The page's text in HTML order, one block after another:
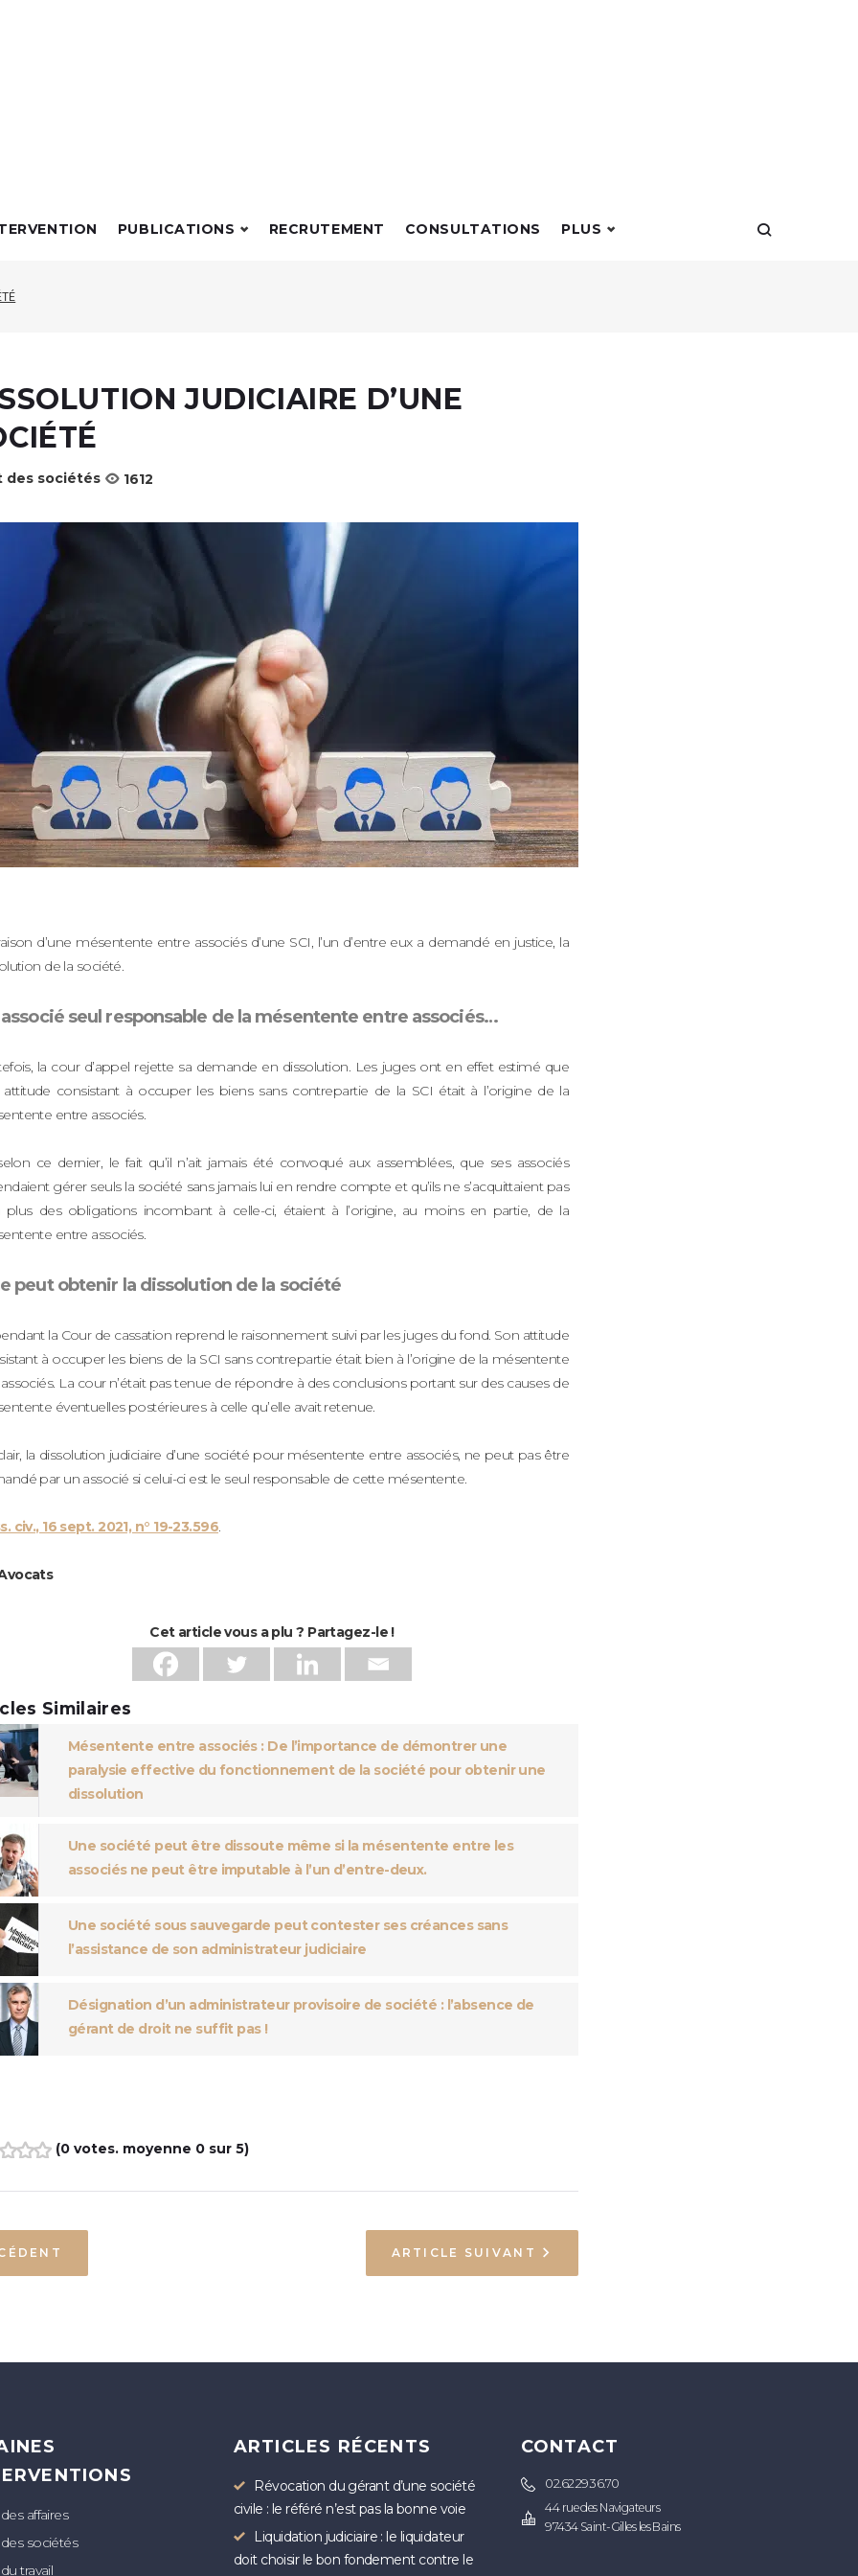
PUBLICATIONS RECRUTEMENT CONSULTATIONS PLUS
JUDICIAIRE D’UNE
des sociétés 1612
d’une mésentente entre associés d’une SCI, l’un d’entre eux a demandé en justice, la
de la société.
associé seul responsable de la mésentente entre associés…
la cour d’appel rejette sa demande en dissolution. Les juges ont en effet estimé que
attitude consistant à occuper les biens sans contrepartie de la SCI était à l’origine de la
entre associés.
ce dernier, le fait qu’il n’ait jamais été convoqué aux assemblées, que ses associés
gérer seuls la société sans jamais lui en rendre compte et qu’ils ne s’acquittaient pas
plus des obligations incombant à celle-ci, étaient à l’origine, au moins en partie, de la
entre associés.
peut obtenir la dissolution de la société
la Cour de cassation reprend le raisonnement suivi par les juges du fond. Son attitude
à occuper les biens de la SCI sans contrepartie était bien à l’origine de la mésentente
La cour n’était pas tenue de répondre à des conclusions portant sur des causes de
éventuelles postérieures à celle qu’elle avait retenue.
la dissolution judiciaire d’une société pour mésentente entre associés, ne peut pas être
par un associé si celui-ci est le seul responsable de cette mésentente.
civ., 16 sept. 2021, n° 19-23.596.
Cet article vous a plu ? Partagez-le !
Similaires
Mésentente entre associés : De l’importance de démontrer une
paralysie effective du fonctionnement de la société pour obtenir une
dissolution
Une société peut être dissoute même si la mésentente entre les
associés ne peut être imputable à l’un d’entre-deux.
Une société sous sauvegarde peut contester ses créances sans
l’assistance de son administrateur judiciaire
Désignation d’un administrateur provisoire de société : l’absence de
gérant de droit ne suffit pas !
(0 votes. moyenne 0sur 5)
ARTICLE SUIVANT
affaires
sociétés
travail
ARTICLES RÉCENTS
Révocation du gérant d’une société
civile : le référé n’est pas la bonne voie
Liquidation judiciaire : le liquidateur
doit choisir le bon fondement contre le
CONTACT
02.62.29.36.70
44 rue des Navigateurs
97434 Saint-Gilles les Bains